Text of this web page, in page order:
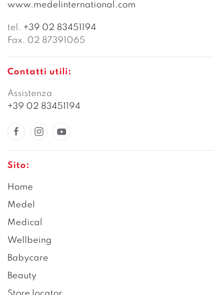
www.medelinternational.com
tel. +39 02 83451194
Fax. 02 87391065
Contatti utili:
Assistenza
+39 02 83451194
Sito:
Home
Medel
Medical
Wellbeing
Babycare
Beauty